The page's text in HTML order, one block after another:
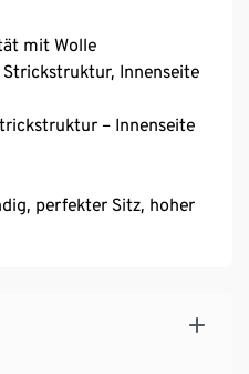
mit Wolle
Innenseite
– Innenseite
perfekter Sitz, hoher